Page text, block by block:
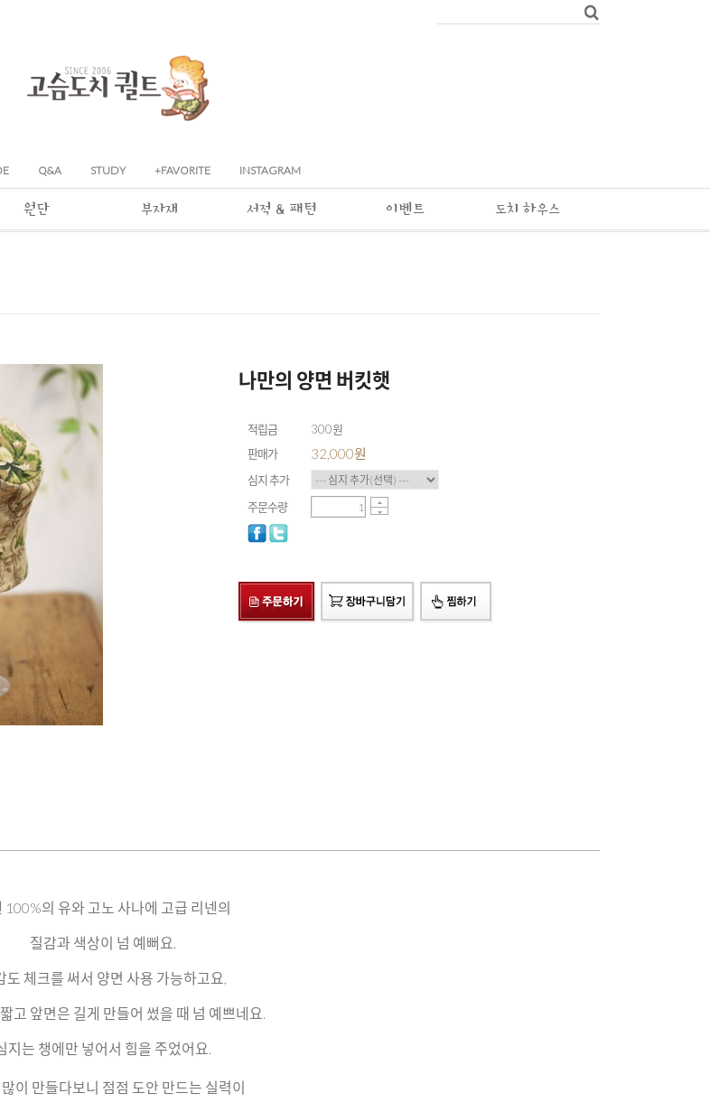
Q&A STUDY +FAVORITE INSTAGRAM
원단 부자재 서적 & 패턴 이벤트 도치 하우스
나만의 양면 버킷햇
적립금
300원
판매가
32,000원
심지 추가
주문수량
100%의 유와 고노 사나에 고급 리넨의
질감과 색상이 넘 예뻐요.
도 체크를 써서 양면 사용 가능하고요,
고 앞면은 길게 만들어 썼을 때 넘 예쁘네요.
지는 챙에만 넣어서 힘을 주었어요.
이 만들다보니 점점 도안 만드는 실력이